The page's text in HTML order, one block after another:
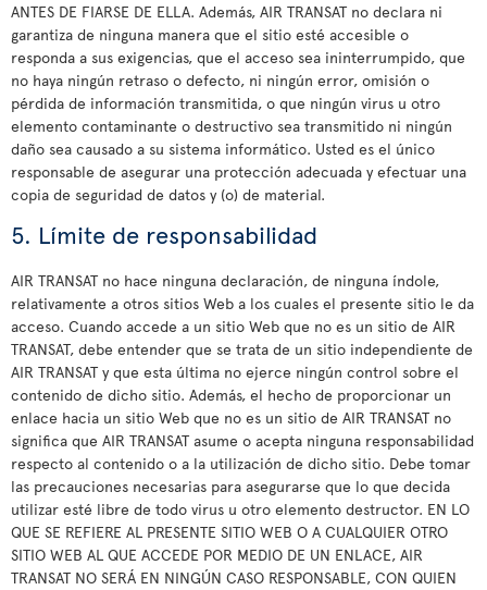
ANTES DE FIARSE DE ELLA. Además, AIR TRANSAT no declara ni
garantiza de ninguna manera que el sitio esté accesible o
responda a sus exigencias, que el acceso sea ininterrumpido, que
no haya ningún retraso o defecto, ni ningún error, omisión o
pérdida de información transmitida, o que ningún virus u otro
elemento contaminante o destructivo sea transmitido ni ningún
daño sea causado a su sistema informático. Usted es el único
responsable de asegurar una protección adecuada y efectuar una
copia de seguridad de datos y (o) de material.
5. Límite de responsabilidad
AIR TRANSAT no hace ninguna declaración, de ninguna índole,
relativamente a otros sitios Web a los cuales el presente sitio le da
acceso. Cuando accede a un sitio Web que no es un sitio de AIR
TRANSAT, debe entender que se trata de un sitio independiente de
AIR TRANSAT y que esta última no ejerce ningún control sobre el
contenido de dicho sitio. Además, el hecho de proporcionar un
enlace hacia un sitio Web que no es un sitio de AIR TRANSAT no
significa que AIR TRANSAT asume o acepta ninguna responsabilidad
respecto al contenido o a la utilización de dicho sitio. Debe tomar
las precauciones necesarias para asegurarse que lo que decida
utilizar esté libre de todo virus u otro elemento destructor. EN LO
QUE SE REFIERE AL PRESENTE SITIO WEB O A CUALQUIER OTRO
SITIO WEB AL QUE ACCEDE POR MEDIO DE UN ENLACE, AIR
TRANSAT NO SERÁ EN NINGÚN CASO RESPONSABLE, CON QUIEN